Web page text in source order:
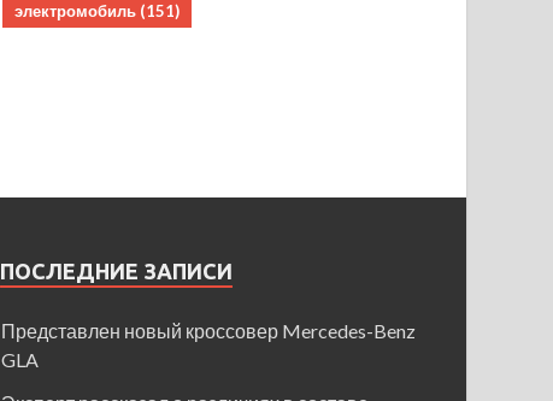
электромобиль (151)
ПОСЛЕДНИЕ ЗАПИСИ
Представлен новый кроссовер Mercedes-Benz
GLA